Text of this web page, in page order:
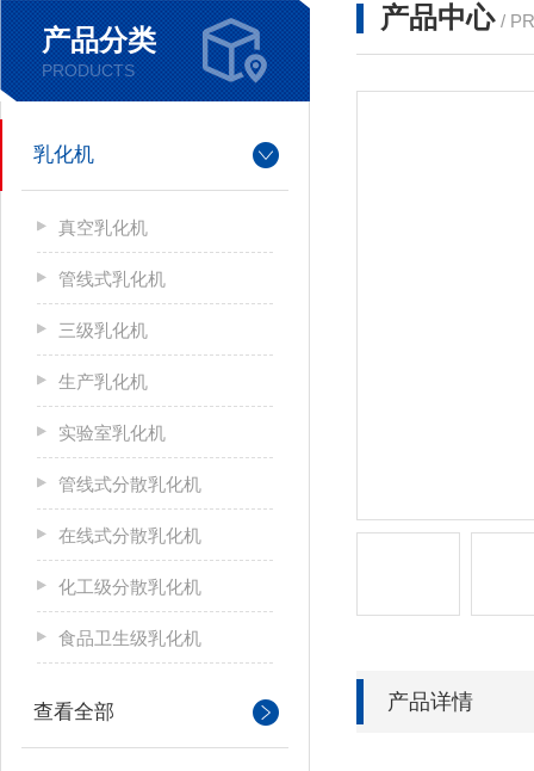
产品分类
PRODUCTS
乳化机
真空乳化机
管线式乳化机
三级乳化机
生产乳化机
实验室乳化机
管线式分散乳化机
在线式分散乳化机
化工级分散乳化机
食品卫生级乳化机
查看全部
产品中心 /
产品详情